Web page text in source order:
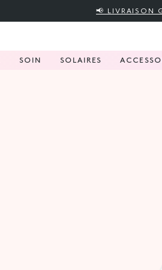
📢 LIVRAISON
SOIN SOLAIRES